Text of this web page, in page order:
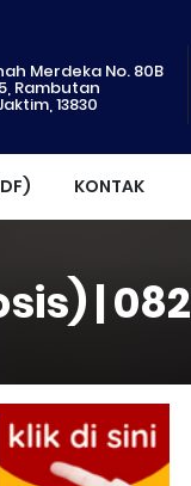
Merdeka No. 80B
Rambutan
13830
KONTAK
|